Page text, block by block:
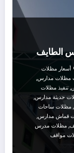
الطايف
أسعار مظلات
مظلات مدارس,
, تنفيذ مظلات
حديثة مدارس,
, مظلات ساحات
قماش مدارس,
, مظلات مدرس
مواقف